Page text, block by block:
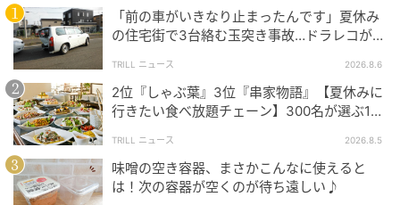
「前の車がいきなり止まったんです」夏休み
の住宅街で3台絡む玉突き事故…ドラレコが捉
TRILL ニュース 2026.8.6
2位『しゃぶ葉』3位『串家物語』【夏休みに
行きたい食べ放題チェーン】300名が選ぶ1位
TRILL ニュース 2026.8.5
味噌の空き容器、まさかこんなに使えると
は！次の容器が空くのが待ち遠しい♪